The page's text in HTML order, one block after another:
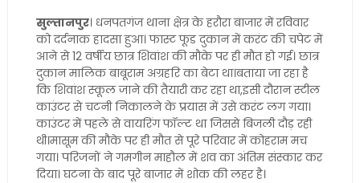
सुल्तानपुर। धनपतगंज थाना क्षेत्र के हरौरा बाजार में रविवार
को दर्दनाक हादसा हुआ। फास्ट फूड दुकान में करंट की चपेट में
आने से 12 वर्षीय छात्र शिवांश की मौके पर ही मौत हो गई। छात्र
दुकान मालिक बाबूराम अग्रहरि का बेटा था।बताया जा रहा है
कि शिवांश स्कूल जाने की तैयारी कर रहा था,इसी दौरान स्टील
काउंटर से चटनी निकालने के प्रयास में उसे करंट लग गया।
काउंटर में पहले से वायरिंग फॉल्ट था जिससे बिजली दौड़ रही
थी।मासूम की मौके पर ही मौत से पूरे परिवार में कोहराम मच
गया। परिजनों ने गमगीन माहौल में शव का अंतिम संस्कार कर
दिया। घटना के बाद पूरे बाजार में शोक की लहर है।